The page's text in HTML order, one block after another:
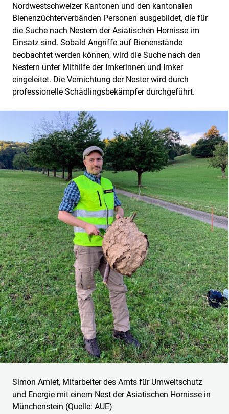
Nordwestschweizer Kantonen und den kantonalen
Bienenzüchterverbänden Personen ausgebildet, die für
die Suche nach Nestern der Asiatischen Hornisse im
Einsatz sind. Sobald Angriffe auf Bienenstände
beobachtet werden können, wird die Suche nach den
Nestern unter Mithilfe der Imkerinnen und Imker
eingeleitet. Die Vernichtung der Nester wird durch
professionelle Schädlingsbekämpfer durchgeführt.
Simon Amiet, Mitarbeiter des Amts für Umweltschutz
und Energie mit einem Nest der Asiatischen Hornisse in
Münchenstein (Quelle: AUE)